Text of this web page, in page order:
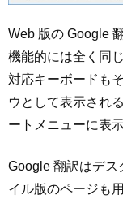
Web 版の Google
機能的には全く同
対応キーボードも
ウとして表示され
ートメニューに表
Google 翻訳はデス
イル版のページも